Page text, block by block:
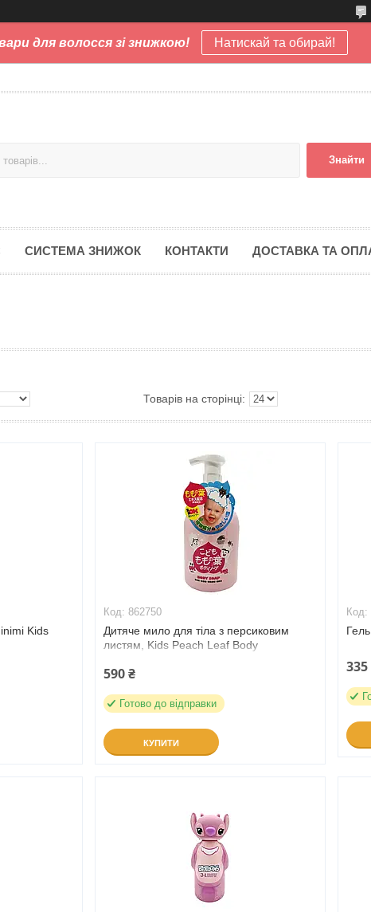
для волосся зі знижкою! Натискай та обирай!
Знайти
СИСТЕМА ЗНИЖОК КОНТАКТИ ДОСТАВКА ТА
Kids
862750
Дитяче мило для тіла з персиковим
листям, Kids Peach Leaf Body
590 ₴
Готово до відправки
КУПИТИ
335